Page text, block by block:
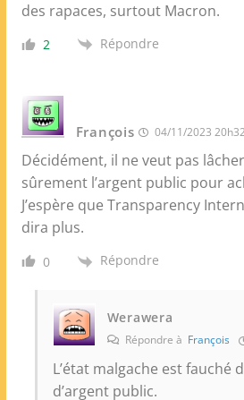
des rapaces, surtout Macron.
2 Répondre
François 04/11/2023 20h32
Décidément, il ne veut pas
sûrement l’argent public pour
J’espère que Transparency
dira plus.
0 Répondre
Werawera
Répondre à François
L’état malgache est fauché
d’argent public.